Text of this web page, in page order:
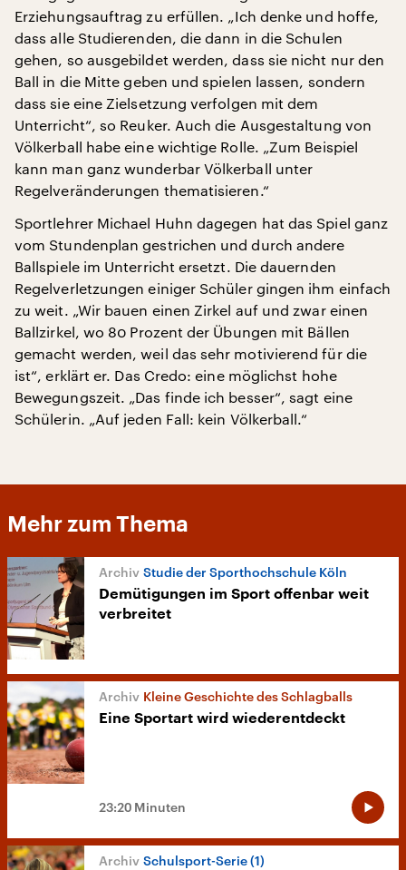
Erziehungsauftrag zu erfüllen. „Ich denke und hoffe,
dass alle Studierenden, die dann in die Schulen
gehen, so ausgebildet werden, dass sie nicht nur den
Ball in die Mitte geben und spielen lassen, sondern
dass sie eine Zielsetzung verfolgen mit dem
Unterricht“, so Reuker. Auch die Ausgestaltung von
Völkerball habe eine wichtige Rolle. „Zum Beispiel
kann man ganz wunderbar Völkerball unter
Regelveränderungen thematisieren.“
Sportlehrer Michael Huhn dagegen hat das Spiel ganz
vom Stundenplan gestrichen und durch andere
Ballspiele im Unterricht ersetzt. Die dauernden
Regelverletzungen einiger Schüler gingen ihm einfach
zu weit. „Wir bauen einen Zirkel auf und zwar einen
Ballzirkel, wo 80 Prozent der Übungen mit Bällen
gemacht werden, weil das sehr motivierend für die
ist“, erklärt er. Das Credo: eine möglichst hohe
Bewegungszeit. „Das finde ich besser“, sagt eine
Schülerin. „Auf jeden Fall: kein Völkerball.“
Mehr zum Thema
Studie der Sporthochschule Köln
Demütigungen im Sport offenbar weit
verbreitet
Kleine Geschichte des Schlagballs
Eine Sportart wird wiederentdeckt
23:20 Minuten
Schulsport-Serie (1)